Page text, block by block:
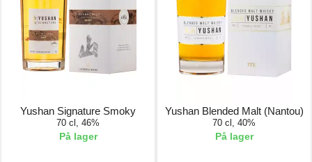
Yushan Signature Smoky
70 cl, 46%
På lager
Yushan Blended Malt (Nantou)
70 cl, 40%
På lager